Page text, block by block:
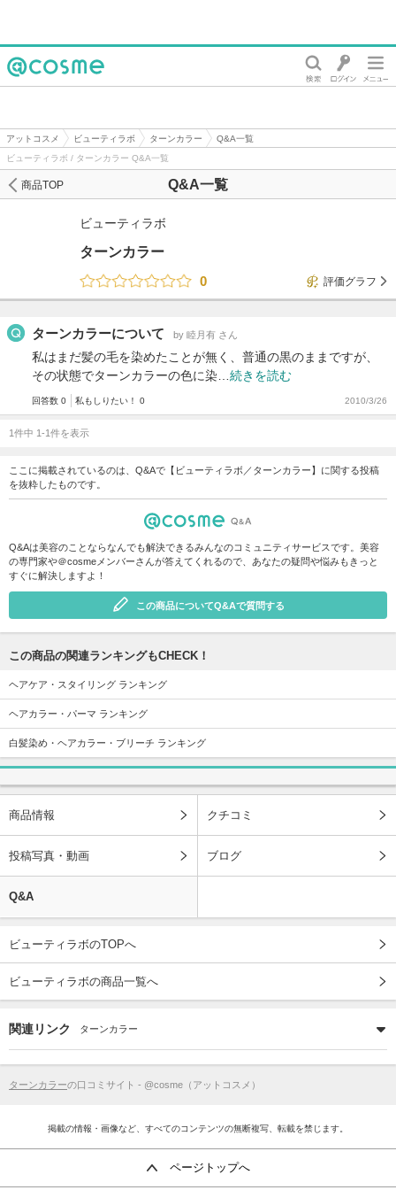
アットコスメ ビューティラボ ターンカラー
Q&A一覧
ビューティラボ / ターンカラー Q&A一覧
Q&A一覧
商品TOP
ビューティラボ
ターンカラー
0
評価グラフ
ターンカラーについて by 睦月有 さん
私はまだ髪の毛を染めたことが無く、普通の黒のままですが、
その状態でターンカラーの色に染… 続きを読む
回答数 0 私もしりたい！ 0 2010/3/26
1件中 1-1件を表示
ここに掲載されているのは、Q&Aで【ビューティラボ／ターンカラー】に関する投稿
を抜粋したものです。
Q&Aは美容のことならなんでも解決できるみんなのコミュニティサービスです。美容
の専門家や＠cosmeメンバーさんが答えてくれるので、あなたの疑問や悩みもきっと
すぐに解決しますよ！
この商品についてQ&Aで質問する
この商品の関連ランキングもCHECK！
ヘアケア・スタイリング ランキング
ヘアカラー・パーマ ランキング
白髪染め・ヘアカラー・ブリーチ ランキング
商品情報 クチコミ
投稿写真・動画 ブログ
Q&A
ビューティラボのTOPへ
ビューティラボの商品一覧へ
関連リンク ターンカラー
ターンカラーの口コミサイト - @cosme（アットコスメ）
掲載の情報・画像など、すべてのコンテンツの無断複写、転載を禁じます。
ページトップへ